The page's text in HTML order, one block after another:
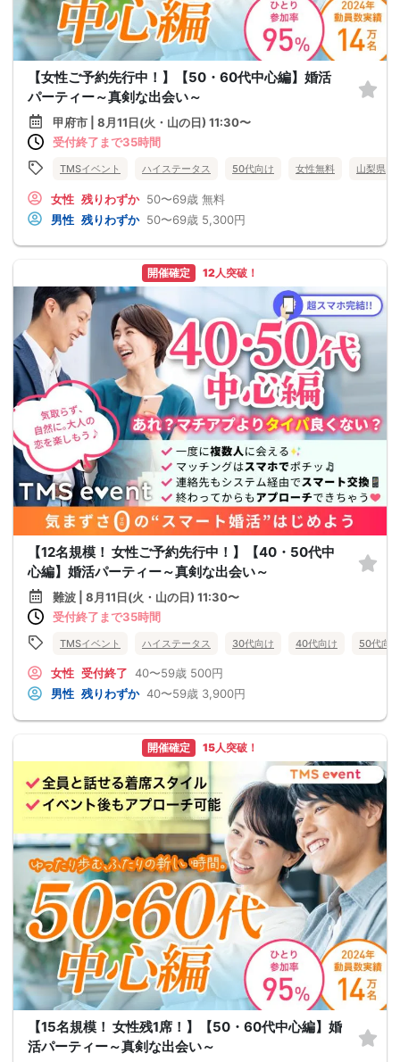
【女性ご予約先行中！】【50・60代中心編】婚活
パーティー～真剣な出会い～
甲府市 | 8月11日(火・山の日) 11:30〜
受付終了まで35時間
TMSイベント ハイステータス 50代向け 女性無料 山梨県
女性 残りわずか 50〜69歳 無料
男性 残りわずか 50〜69歳 5,300円
開催確定 12人突破！
【12名規模！ 女性ご予約先行中！】【40・50代中
心編】婚活パーティー～真剣な出会い～
難波 | 8月11日(火・山の日) 11:30〜
受付終了まで35時間
TMSイベント ハイステータス 30代向け 40代向け 50代向け
女性 受付終了 40〜59歳 500円
男性 残りわずか 40〜59歳 3,900円
開催確定 15人突破！
【15名規模！ 女性残1席！】【50・60代中心編】婚
活パーティー～真剣な出会い～